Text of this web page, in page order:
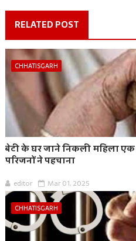
RELATED POST
CHHATISGARH
बेटी के घर जाने निकली महिला
परिजनों ने पहचाना
editor Mar 01, 2025
CHHATISGARH